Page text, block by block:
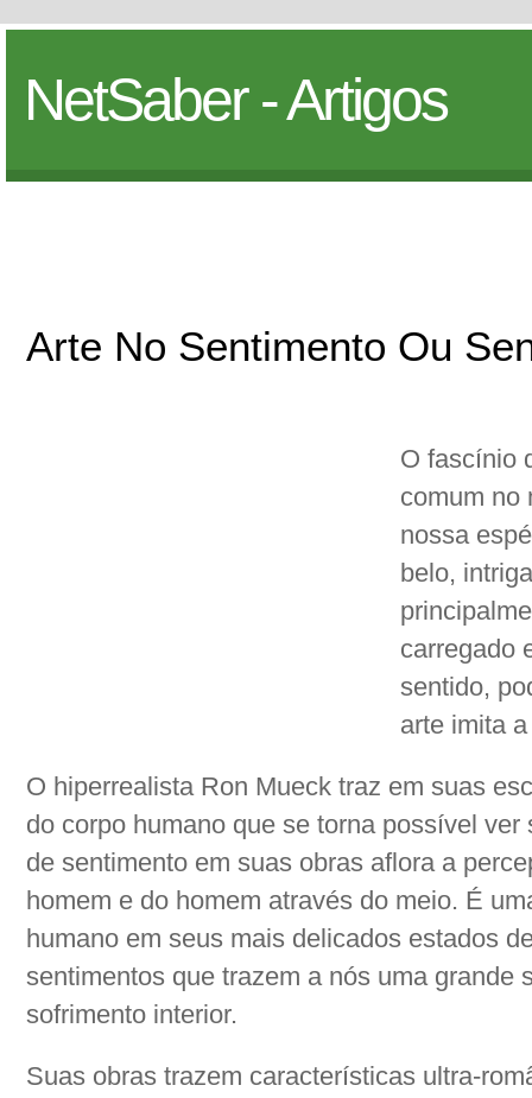
NetSaber - Artigos
Arte No Sentimento Ou
O fascínio
comum no
nossa
belo,
carregado
sentido,
arte imita
O hiperrealista Ron Mueck traz em suas
do corpo humano que se torna possível
de sentimento em suas obras aflora a
homem e do homem através do meio. É
humano em seus mais delicados estados
sentimentos que trazem a nós uma grande
sofrimento interior.
Suas obras trazem características ultra-